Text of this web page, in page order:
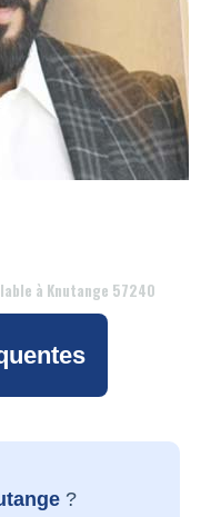
à Knutange 57240
?